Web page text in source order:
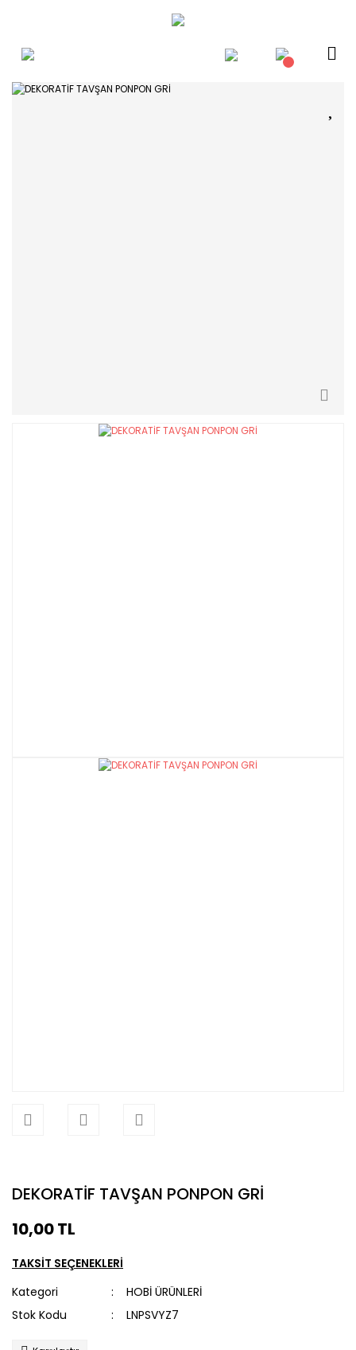
DEKORATİF TAVŞAN PONPON GRİ
10,00 TL
TAKSİT SEÇENEKLERİ
Kategori
HOBİ ÜRÜNLERİ
Stok Kodu
LNPSVYZ7